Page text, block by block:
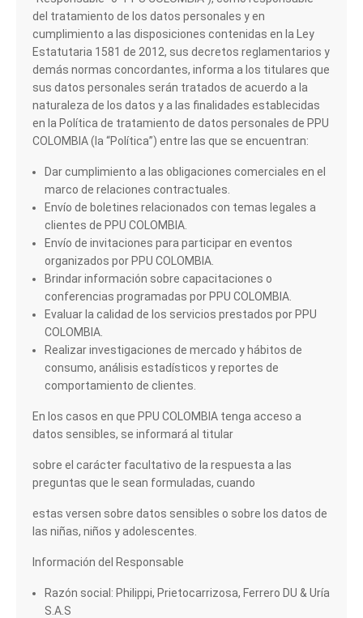
del tratamiento de los datos personales y en
cumplimiento a las disposiciones contenidas en la Ley
Estatutaria 1581 de 2012, sus decretos reglamentarios y
demás normas concordantes, informa a los titulares que
sus datos personales serán tratados de acuerdo a la
naturaleza de los datos y a las finalidades establecidas
en la Política de tratamiento de datos personales de PPU
COLOMBIA (la “Política”) entre las que se encuentran:
Dar cumplimiento a las obligaciones comerciales en el
marco de relaciones contractuales.
Envío de boletines relacionados con temas legales a
clientes de PPU COLOMBIA.
Envío de invitaciones para participar en eventos
organizados por PPU COLOMBIA.
Brindar información sobre capacitaciones o
conferencias programadas por PPU COLOMBIA.
Evaluar la calidad de los servicios prestados por PPU
COLOMBIA.
Realizar investigaciones de mercado y hábitos de
consumo, análisis estadísticos y reportes de
comportamiento de clientes.
En los casos en que PPU COLOMBIA tenga acceso a
datos sensibles, se informará al titular
sobre el carácter facultativo de la respuesta a las
preguntas que le sean formuladas, cuando
estas versen sobre datos sensibles o sobre los datos de
las niñas, niños y adolescentes.
Información del Responsable
Razón social: Philippi, Prietocarrizosa, Ferrero DU & Uría
S.A.S